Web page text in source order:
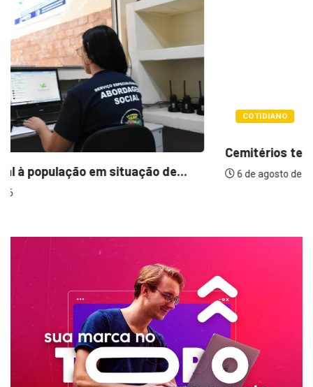
COTIDIANO
Cemitérios terão horário especial e missas no...
6 de agosto de 2026